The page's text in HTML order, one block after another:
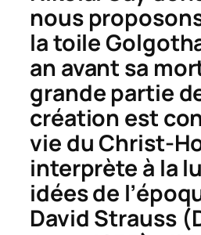
nous
la toile
an avant sa
grande partie
création est
vie du Christ-
interprète à la
idées de
David Strauss (